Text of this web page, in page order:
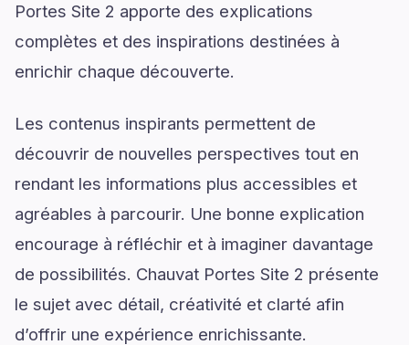
Portes Site 2 apporte des explications
complètes et des inspirations destinées à
enrichir chaque découverte.
Les contenus inspirants permettent de
découvrir de nouvelles perspectives tout en
rendant les informations plus accessibles et
agréables à parcourir. Une bonne explication
encourage à réfléchir et à imaginer davantage
de possibilités. Chauvat Portes Site 2 présente
le sujet avec détail, créativité et clarté afin
d’offrir une expérience enrichissante.